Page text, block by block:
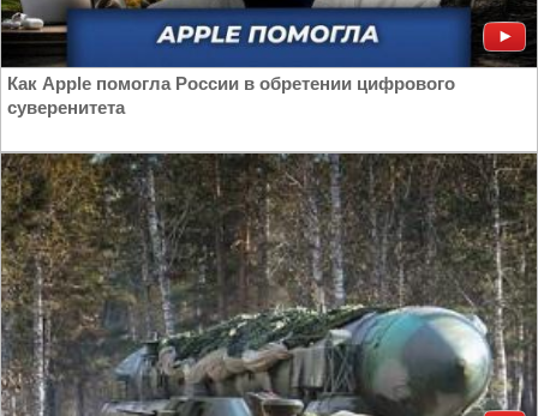
Как Apple помогла России в обретении цифрового
суверенитета